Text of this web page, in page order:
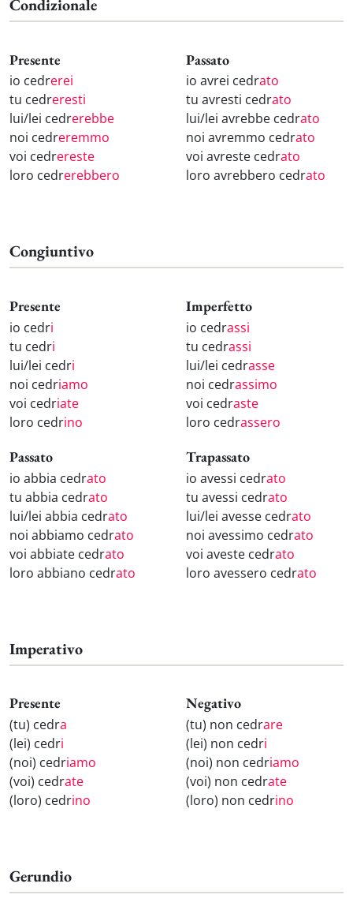
Condizionale
Presente
io cedrerei
tu cedreresti
lui/lei cedrerebbe
noi cedreremmo
voi cedrereste
loro cedrerebbero
Passato
io avrei cedrato
tu avresti cedrato
lui/lei avrebbe cedrato
noi avremmo cedrato
voi avreste cedrato
loro avrebbero cedrato
Congiuntivo
Presente
io cedri
tu cedri
lui/lei cedri
noi cedriamo
voi cedriate
loro cedrino
Imperfetto
io cedrassi
tu cedrassi
lui/lei cedrasse
noi cedrassimo
voi cedraste
loro cedrassero
Passato
io abbia cedrato
tu abbia cedrato
lui/lei abbia cedrato
noi abbiamo cedrato
voi abbiate cedrato
loro abbiano cedrato
Trapassato
io avessi cedrato
tu avessi cedrato
lui/lei avesse cedrato
noi avessimo cedrato
voi aveste cedrato
loro avessero cedrato
Imperativo
Presente
(tu) cedra
(lei) cedri
(noi) cedriamo
(voi) cedrate
(loro) cedrino
Negativo
(tu) non cedrare
(lei) non cedri
(noi) non cedriamo
(voi) non cedrate
(loro) non cedrino
Gerundio